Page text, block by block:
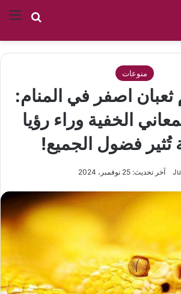
بحث
منوعات
اصفر في المنام:
الخفية وراء رؤيا
فضول الجميع!
آخر تحديث: 25 نوفمبر، 2024